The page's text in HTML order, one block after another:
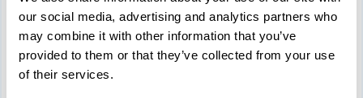
our social media, advertising and analytics partners who
may combine it with other information that you’ve
provided to them or that they’ve collected from your use
of their services.
técnico de servicio), pero me invitaron a participar.
Más información